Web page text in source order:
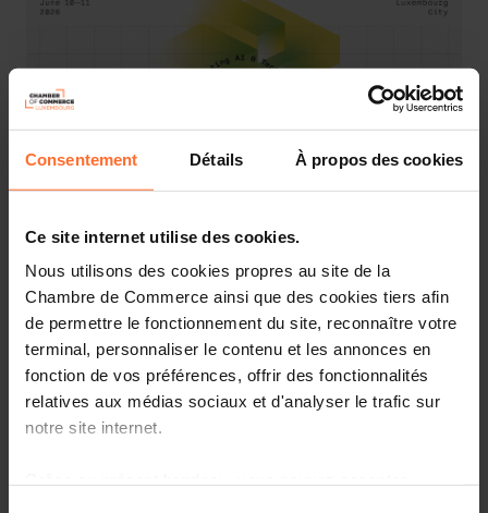
Consentement Détails À propos des cookies
Ce site internet utilise des cookies.
Nous utilisons des cookies propres au site de la
Chambre de Commerce ainsi que des cookies tiers afin
de permettre le fonctionnement du site, reconnaître votre
terminal, personnaliser le contenu et les annonces en
fonction de vos préférences, offrir des fonctionnalités
relatives aux médias sociaux et d'analyser le trafic sur
notre site internet.
On June 10 and 11, 2026
, Luxembourg City will host the
third edition ofNexus Luxembourg , the European event
come together. In two editions, the event has put the
country in the top league of innovation events.
A spirit of Silicon Valley, a touch of Davos, but with
years, Nexus Luxembourg has established itself as one of